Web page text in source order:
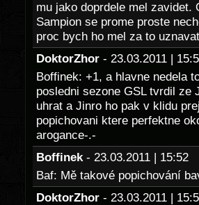
mu jako doprdele mel zavidet.
Sampion se prome proste
proc bych ho mel za to
DoktorZhor - 23.03.2011 |
Boffinek: +1, a hlavne nedela
posledni sezone GSL tvrdil ze
uhrat a Jinro ho pak v klidu
popichovani ktere perfektne
arogance-.-
Boffinek - 23.03.2011 | 15:52
Baf: Mě takové popichování
DoktorZhor - 23.03.2011 |